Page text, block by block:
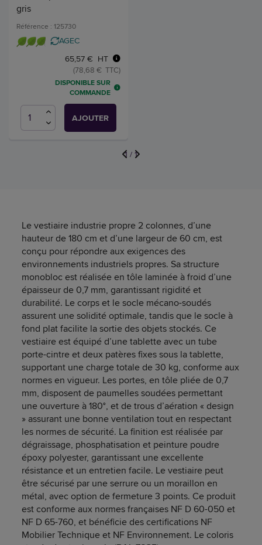
gris
Référence : 125730
AGEC
65,57 € HT
(78,68 € TTC)
DISPONIBLE SUR
COMMANDE
AJOUTER
1 / 1
Le vestiaire industrie propre 2 colonnes, d’une
hauteur de 180 cm et d’une largeur de 60 cm, est
conçu pour répondre aux exigences des
environnements industriels propres. Sa structure
monobloc est réalisée en tôle laminée à froid d’une
épaisseur de 0,7 mm, garantissant rigidité et
durabilité. Le corps et le socle mécano-soudés
assurent une solidité optimale, tandis que le socle à
fond plat facilite la sortie des objets stockés. Ce
vestiaire est équipé d’une tablette avec un tube
porte-cintre et deux patères fixes sous la tablette,
supportant une charge totale de 30 kg, conforme aux
normes en vigueur. Les portes, en tôle pliée de 0,7
mm, disposent de paumelles soudées permettant
une ouverture à 180°, et de trous d’aération « design
» assurant une bonne ventilation tout en respectant
les normes de sécurité. La finition est réalisée par
dégraissage, phosphatisation et peinture poudre
époxy polyester, garantissant une excellente
résistance et un entretien facile. Le vestiaire peut
être sécurisé par une serrure ou un moraillon en
métal, avec option de fermeture 3 points. Ce produit
est conforme aux normes françaises NF D 60-050 et
NF D 65-760, et bénéficie des certifications NF
Mobilier Technique et NF Environnement. Le coloris